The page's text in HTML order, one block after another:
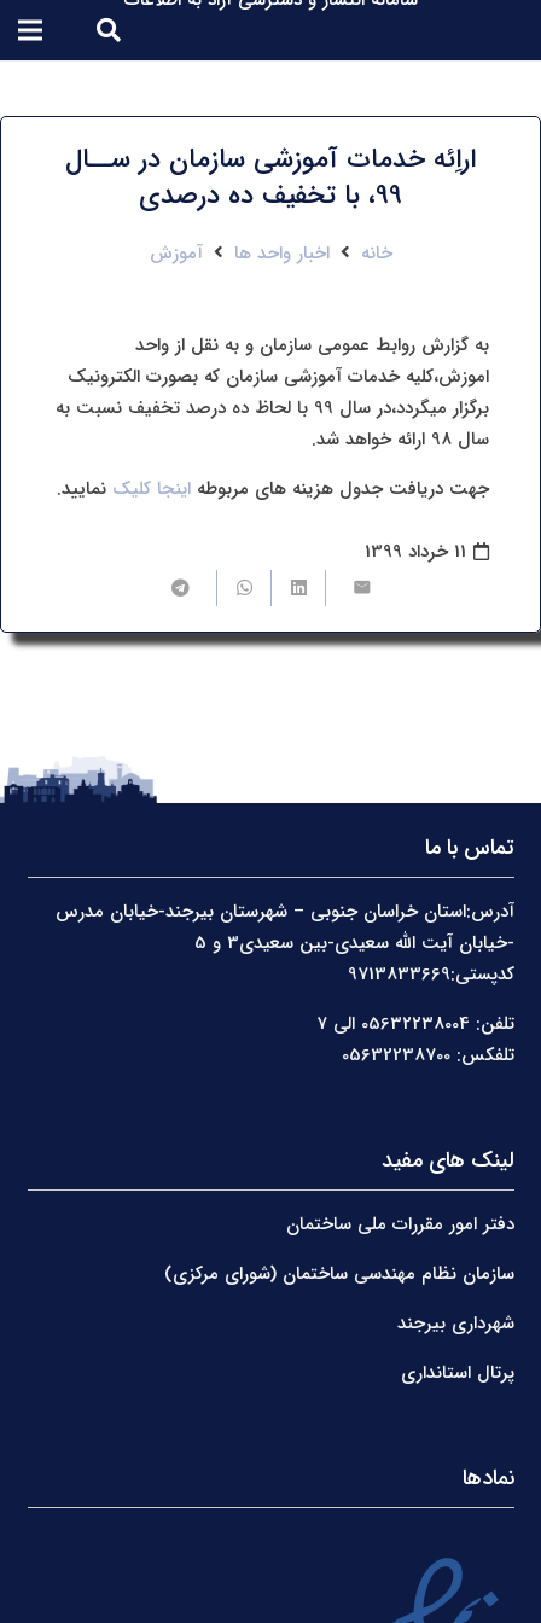
اراِئه خدمات آموزشی سازمان در ســال
99، با تخفیف ده درصدی
خانه اخبار واحد ها آموزش
به گزارش روابط عمومی سازمان و به نقل از واحد
اموزش،کلیه خدمات آموزشی سازمان که بصورت الکترونیک
برگزار میگردد،در سال 99 با لحاظ ده درصد تخفیف نسبت به
سال 98 ارائه خواهد شد.
جهت دریافت جدول هزینه های مربوطه اینجا کلیک نمایید.
11 خرداد 1399
تماس با ما
آدرس:استان خراسان جنوبی – شهرستان بیرجند-خیابان مدرس
کدپستی:9713833669
تلفن: 05632238004 الی 7
تلفکس: 05632238700
لینک های مفید
دفتر امور مقررات ملی ساختمان
سازمان نظام مهندسی ساختمان (شورای مرکزی)
شهرداری بیرجند
پرتال استانداری
نمادها